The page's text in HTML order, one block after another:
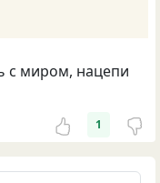
с миром, нацепи
1